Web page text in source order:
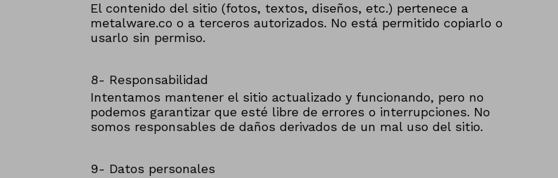
El contenido del sitio (fotos, textos, diseños, etc.) pertenece a
metalware.co o a terceros autorizados. No está permitido copiarlo o
usarlo sin permiso.
8- Responsabilidad
Intentamos mantener el sitio actualizado y funcionando, pero no
podemos garantizar que esté libre de errores o interrupciones. No
somos responsables de daños derivados de un mal uso del sitio.
9- Datos personales